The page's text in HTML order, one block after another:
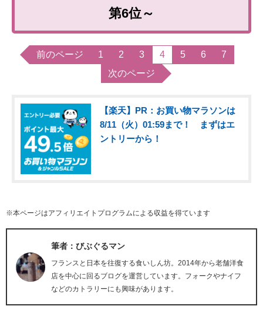
第6位～
前のページ 1 2 3 4 5 6
7
次のページ
【楽天】PR：お買い物マラソンは
8/11（火）01:59まで！ まずはエ
ントリーから！
※本ページはアフィリエイトプログラムによる収益を得ています
筆者：びぶぐるマン
フランスと日本を往復する食いしん坊。2014年から老舗洋食
店を中心に回るブログを運営しています。フォークやナイフ
などのカトラリーにも興味があります。